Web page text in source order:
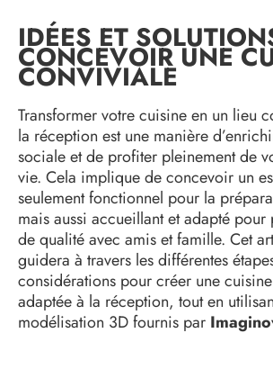
IDÉES ET
CONCEVOIR UNE
CONVIVIALE
Transformer votre cuisine en un lieu
la réception est une manière
sociale et de profiter pleinement de
vie. Cela implique de concevoir un
seulement fonctionnel pour la
mais aussi accueillant et adapté pour
de qualité avec amis et famille. Cet
guidera à travers les différentes
considérations pour créer une
adaptée à la réception, tout en
modélisation 3D fournis par